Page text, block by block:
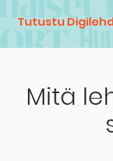
Tutustu
Mitä